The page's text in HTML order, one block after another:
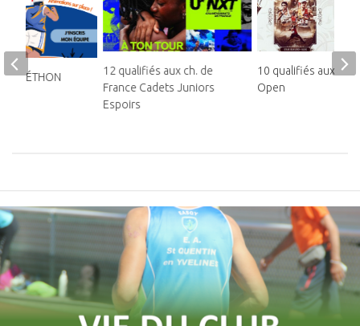
12 qualifiés aux ch. de
France Cadets Juniors
Espoirs
10 qualifiés aux
Open
TÉLÉTHON